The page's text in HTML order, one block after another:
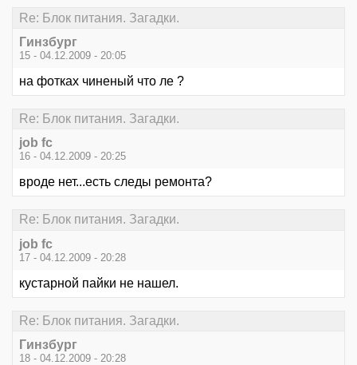
Re: Блок питания. Загадки.
Гинзбург
15 - 04.12.2009 - 20:05
на фотках чиненый что ле ?
Re: Блок питания. Загадки.
job fc
16 - 04.12.2009 - 20:25
вроде нет...есть следы ремонта?
Re: Блок питания. Загадки.
job fc
17 - 04.12.2009 - 20:28
кустарной пайки не нашел.
Re: Блок питания. Загадки.
Гинзбург
18 - 04.12.2009 - 20:28